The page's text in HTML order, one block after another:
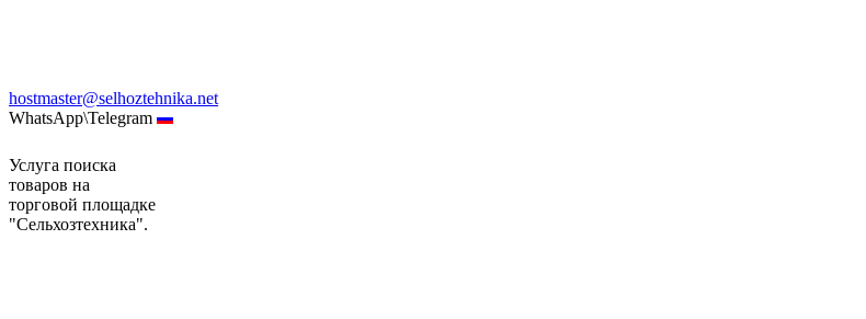
hostmaster@selhoztehnika.net
WhatsApp\Telegram
Услуга поиска
товаров на
торговой площадке
"Сельхозтехника".